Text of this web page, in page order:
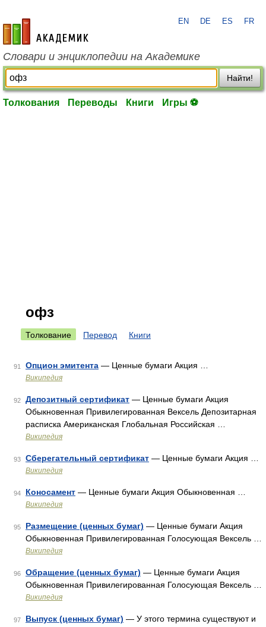
academic.ru
EN DE ES FR
Словари и энциклопедии на Академике
Найти!
Толкования Переводы Книги Игры ⚽
офз
Толкование Перевод Книги
91 Опцион эмитента — Ценные бумаги Акция …
Википедия
92 Депозитный сертификат — Ценные бумаги Акция
Обыкновенная Привилегированная Вексель Депозитарная
расписка Американская Глобальная Российская …
Википедия
93 Сберегательный сертификат — Ценные бумаги Акция …
Википедия
94 Коносамент — Ценные бумаги Акция Обыкновенная …
Википедия
95 Размещение (ценных бумаг) — Ценные бумаги Акция
Обыкновенная Привилегированная Голосующая Вексель …
Википедия
96 Обращение (ценных бумаг) — Ценные бумаги Акция
Обыкновенная Привилегированная Голосующая Вексель …
Википедия
97 Выпуск (ценных бумаг) — У этого термина существуют и